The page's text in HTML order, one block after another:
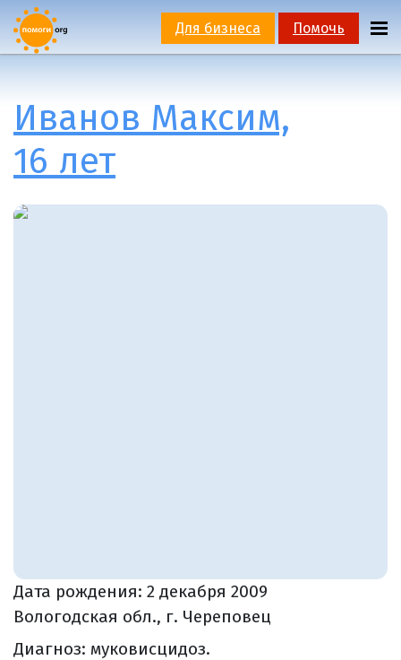
Для бизнеса Помочь
Иванов Максим,
16 лет
Дата рождения: 2 декабря 2009
Вологодская обл., г. Череповец
Диагноз: муковисцидоз.